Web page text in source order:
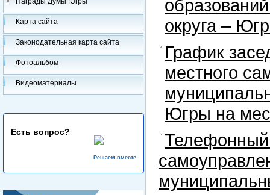
Карта сайта
Законодательная карта сайта
Фотоальбом
Видеоматериалы
Есть вопрос?
Решаем вместе
округа –
График
местного
Югры на
Телефонный